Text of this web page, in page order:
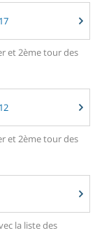
et 2ème tour des
et 2ème tour des
la liste des